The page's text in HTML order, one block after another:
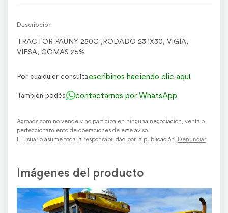
Descripción
TRACTOR PAUNY 250C ,RODADO 23.1X30, VIGIA,
VIESA, GOMAS 25%
Por cualquier consultaescribinos haciendo clic aquí
También podés contactarnos por WhatsApp
Agroads.com no vende y no participa en ninguna negociación, venta o
perfeccionamiento de operaciones de este aviso.
El usuario asume toda la responsabilidad por la publicación. Denunciar
Imágenes del producto